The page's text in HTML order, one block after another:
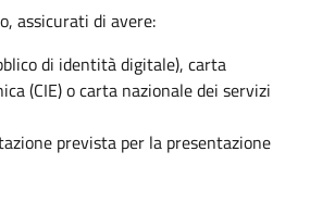
assicurati di avere:
di identità digitale), carta
(CIE) o carta nazionale dei servizi
prevista per la presentazione